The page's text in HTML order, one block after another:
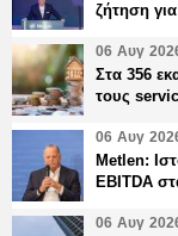
ζήτηση
06 Αυγ
Στα 356
τους
06 Αυγ
Metlen:
EBITDA
06 Αυγ